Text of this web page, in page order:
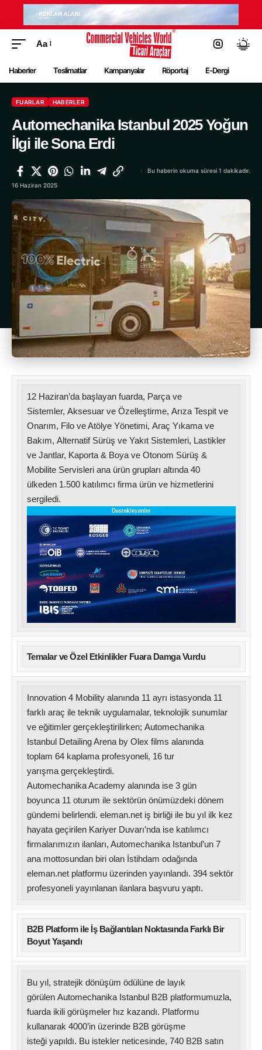
Aa
Haberler Teslimatlar Kampanyalar Röportaj E-Dergi
FUARLAR HABERLER
Automechanika Istanbul 2025 Yoğun
İlgi ile Sona Erdi
16 Haziran 2025
Bu haberin okuma süresi 1 dakikadır.
12 Haziran’da başlayan fuarda, Parça ve
Sistemler, Aksesuar ve Özelleştirme, Arıza Tespit ve
Onarım, Filo ve Atölye Yönetimi, Araç Yıkama ve
Bakım, Alternatif Sürüş ve Yakıt Sistemleri, Lastikler
ve Jantlar, Kaporta & Boya ve Otonom Sürüş &
Mobilite Servisleri ana ürün grupları altında 40
ülkeden 1.500 katılımcı firma ürün ve hizmetlerini
sergiledi.
Temalar ve Özel Etkinlikler Fuara Damga Vurdu
Innovation 4 Mobility alanında 11 ayrı istasyonda 11
farklı araç ile teknik uygulamalar, teknolojik sunumlar
ve eğitimler gerçekleştirilirken; Automechanika
Istanbul Detailing Arena by Olex films alanında
toplam 64 kaplama profesyoneli, 16 tur
yarışma gerçekleştirdi.
Automechanika Academy alanında ise 3 gün
boyunca 11 oturum ile sektörün önümüzdeki dönem
gündemi belirlendi. eleman.net iş birliği ile bu yıl ilk kez
hayata geçirilen Kariyer Duvarı’nda ise katılımcı
firmalarımızın ilanları, Automechanika Istanbul’un 7
ana mottosundan biri olan İstihdam odağında
eleman.net platformu üzerinden yayınlandı. 394 sektör
profesyoneli yayınlanan ilanlara başvuru yaptı.
B2B Platform ile İş Bağlantıları Noktasında Farklı Bir
Boyut Yaşandı
Bu yıl, stratejik dönüşüm ödülüne de layık
görülen Automechanika Istanbul B2B platformumuzla,
fuarda ikili görüşmeler hız kazandı. Platformu
kullanarak 4000’in üzerinde B2B görüşme
isteği yapıldı. Bu istekler neticesinde, 740 B2B satın